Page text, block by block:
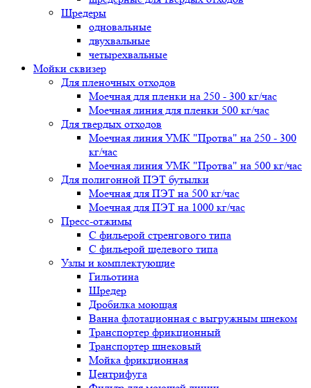
Шредеры
одновальные
двухвальные
четырехвальные
Мойки сквизер
Для пленочных отходов
Моечная для пленки на 250 - 300 кг/час
Моечная линия для пленки 500 кг/час
Для твердых отходов
Моечная линия УМК "Протва" на 250 - 300
кг/час
Моечная линия УМК "Протва" на 500 кг/час
Для полигонной ПЭТ бутылки
Моечная для ПЭТ на 500 кг/час
Моечная для ПЭТ на 1000 кг/час
Пресс-отжимы
С фильерой стренгового типа
С фильерой щелевого типа
Узлы и комплектующие
Гильотина
Шредер
Дробилка моющая
Ванна флотационная с выгружным шнеком
Транспортер фрикционный
Транспортер шнековый
Мойка фрикционная
Центрифуга